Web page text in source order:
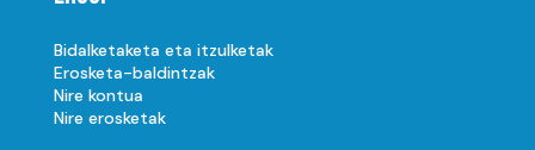
Bidalketaketa eta itzulketak
Erosketa-baldintzak
Nire kontua
Nire erosketak